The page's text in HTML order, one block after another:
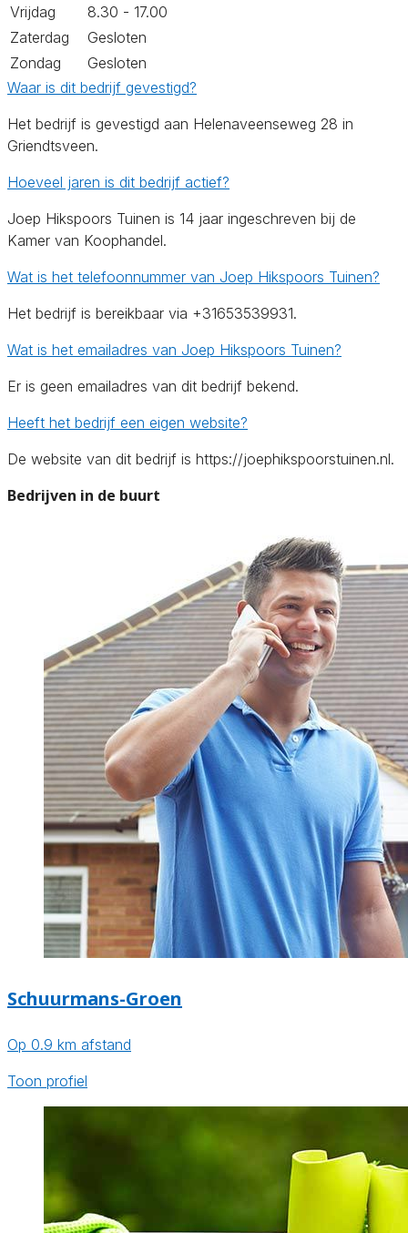
Vrijdag
8.30 - 17.00
Zaterdag
Gesloten
Zondag
Gesloten
Waar is dit bedrijf gevestigd?
Het bedrijf is gevestigd aan Helenaveenseweg 28 in
Griendtsveen.
Hoeveel jaren is dit bedrijf actief?
Joep Hikspoors Tuinen is 14 jaar ingeschreven bij de
Kamer van Koophandel.
Wat is het telefoonnummer van Joep Hikspoors Tuinen?
Het bedrijf is bereikbaar via +31653539931.
Wat is het emailadres van Joep Hikspoors Tuinen?
Er is geen emailadres van dit bedrijf bekend.
Heeft het bedrijf een eigen website?
De website van dit bedrijf is https://joephikspoorstuinen.nl.
Bedrijven in de buurt
Schuurmans-Groen
Op 0.9 km afstand
Toon profiel